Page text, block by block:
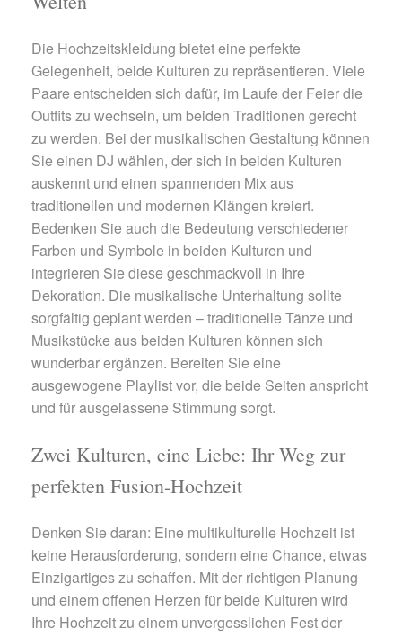
Die Hochzeitskleidung bietet eine perfekte
Gelegenheit, beide Kulturen zu repräsentieren. Viele
Paare entscheiden sich dafür, im Laufe der Feier die
Outfits zu wechseln, um beiden Traditionen gerecht
zu werden. Bei der musikalischen Gestaltung können
Sie einen DJ wählen, der sich in beiden Kulturen
auskennt und einen spannenden Mix aus
traditionellen und modernen Klängen kreiert.
Bedenken Sie auch die Bedeutung verschiedener
Farben und Symbole in beiden Kulturen und
integrieren Sie diese geschmackvoll in Ihre
Dekoration. Die musikalische Unterhaltung sollte
sorgfältig geplant werden – traditionelle Tänze und
Musikstücke aus beiden Kulturen können sich
wunderbar ergänzen. Bereiten Sie eine
ausgewogene Playlist vor, die beide Seiten anspricht
und für ausgelassene Stimmung sorgt.
Zwei Kulturen, eine Liebe: Ihr Weg zur
perfekten Fusion-Hochzeit
Denken Sie daran: Eine multikulturelle Hochzeit ist
keine Herausforderung, sondern eine Chance, etwas
Einzigartiges zu schaffen. Mit der richtigen Planung
und einem offenen Herzen für beide Kulturen wird
Ihre Hochzeit zu einem unvergesslichen Fest der